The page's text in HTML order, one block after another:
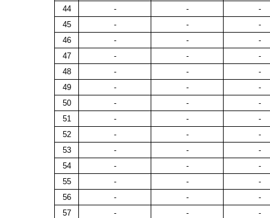
44
- -
-
45
- -
-
46
- -
-
47
- -
-
48
- -
-
49
- -
-
50
- -
-
51
- -
-
52
- -
-
53
- -
-
54
- -
-
55
- -
-
56
- -
-
57
- -
-